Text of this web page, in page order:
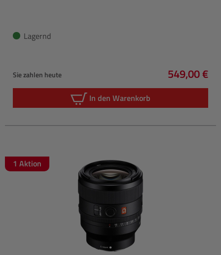
Lagernd
Sie zahlen heute
Regulärer
549,00 €
In den Warenkorb
1 Aktion